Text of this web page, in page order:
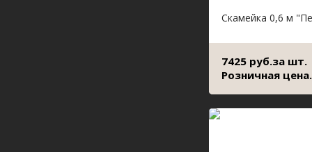
Скамейка 0,6 м
7425 руб.за шт.
Розничная цена.